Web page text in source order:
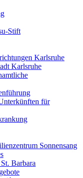
Stift
Karlsruhe
Karlsruhe
für
Sonnensang
Barbara